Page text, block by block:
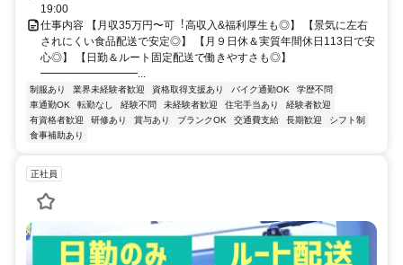
19:00
仕事内容 【⽉収35万円〜可︕⾼収⼊&福利厚⽣も◎】 【景気に左右
されにくい⾷品配送で安定◎】 【⽉９⽇休＆実質年間休⽇113⽇で安
⼼◎】 【日勤＆ルート固定配送で働きやすさも◎】
━━━━━━━━━...
制服あり 業界未経験者歓迎 資格取得支援あり バイク通勤OK
学歴不問
車通勤OK
転勤なし 経験不問 未経験者歓迎 住宅手当あり
経験者歓迎
有資格者歓迎
研修あり 賞与あり ブランクOK 交通費支給 長期歓迎
シフト制
食事補助あり
正社員